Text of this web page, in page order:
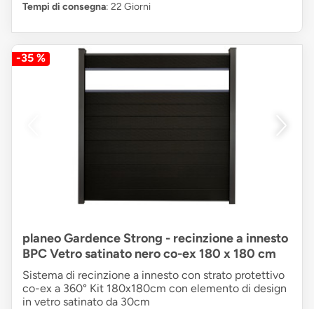
Tempi di consegna: 22 Giorni
-35 %
planeo Gardence Strong - recinzione a innesto
BPC Vetro satinato nero co-ex 180 x 180 cm
Sistema di recinzione a innesto con strato protettivo
co-ex a 360° Kit 180x180cm con elemento di design
in vetro satinato da 30cm